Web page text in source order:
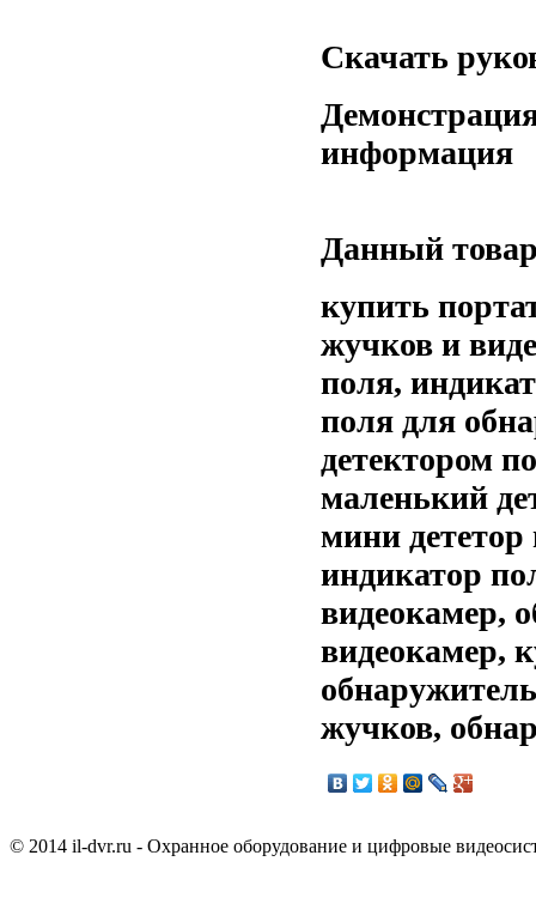
Скачать
информация
Данный
купить
жучков и
поля,
поля для
детектором
маленький
мини
индикатор
видеокамер,
видеокамер,
жучков,
© 2014 il-dvr.ru - Охранное оборудование и цифровые